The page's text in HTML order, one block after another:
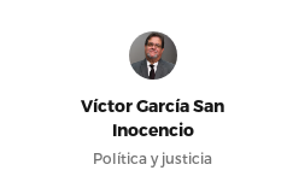
Víctor García San
Inocencio
Política y justicia